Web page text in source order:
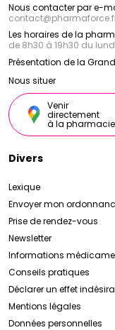
Nous contacter par e-
contact@
Les horaires de la
de 8h30 à 19h30 du
Présentation de la
Nous situer
Venir
directement
à la pharmacie
Divers
Lexique
Envoyer mon
Prise de rendez-vous
Newsletter
Informations
Conseils pratiques
Déclarer un effet
Mentions légales
Données personnelles